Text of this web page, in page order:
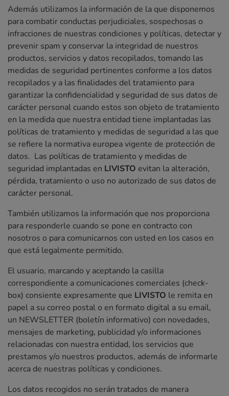
Además utilizamos la información de la que disponemos
para combatir conductas perjudiciales, sospechosas o
infracciones de nuestras condiciones y políticas, detectar y
prevenir spam y conservar la integridad de nuestros
productos, servicios y datos recopilados, tomando las
medidas de seguridad pertinentes conforme a los datos
recopilados y a las finalidades del tratamiento para
garantizar la confidencialidad y seguridad de sus datos de
carácter personal cuando estos son objeto de tratamiento
en la medida que nuestra entidad tiene implantadas las
políticas de tratamiento y medidas de seguridad a las que
se refiere la normativa europea vigente de protección de
datos. Las políticas de tratamiento y medidas de
seguridad implantadas en LIVISTO evitan la alteración,
pérdida, tratamiento o uso no autorizado de sus datos de
carácter personal.
También utilizamos la información que nos proporciona
para responderle cuando se pone en contracto con
nosotros o para comunicarnos con usted en los casos en
que está legalmente permitido.
El usuario, marcando y aceptando la casilla
correspondiente a comunicaciones comerciales (check-
box) consiente expresamente que LIVISTO le remita en
papel a su correo postal o en formato digital a su email,
un NEWSLETTER (boletín informativo) con novedades,
mensajes de marketing, publicidad y/o informaciones
relacionadas con nuestra entidad, los servicios que
prestamos y/o nuestros productos, además de informarle
acerca de nuestras políticas y condiciones.
Los datos recogidos no serán tratados de manera